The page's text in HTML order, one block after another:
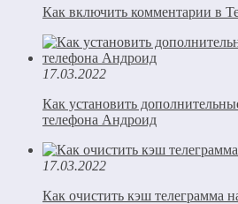
Как включить комментарии в
17.03.2022
Как установить
телефона Андроид
17.03.2022
Как очистить кэш телеграмма